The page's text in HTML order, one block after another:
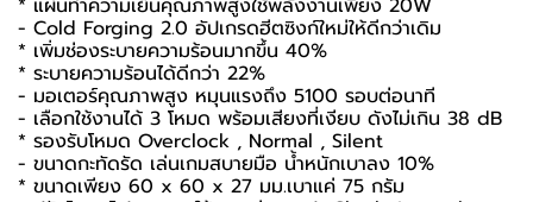
- Cold Forging 2.0 อัปเกรดฮีตซิงก์ใหม่ให้ดีกว่าเดิม
* เพิ่มช่องระบายความร้อนมากขึ้น 40%
* ระบายความร้อนได้ดีกว่า 22%
- มอเตอร์คุณภาพสูง หมุนแรงถึง 5100 รอบต่อนาที
- เลือกใช้งานได้ 3 โหมด พร้อมเสียงที่เงียบ ดังไม่เกิน 38 dB
* รองรับโหมด Overclock , Normal , Silent
- ขนาดกะทัดรัด เล่นเกมสบายมือ น้ำหนักเบาลง 10%
* ขนาดเพียง 60 x 60 x 27 มม.เบาแค่ 75 กรัม